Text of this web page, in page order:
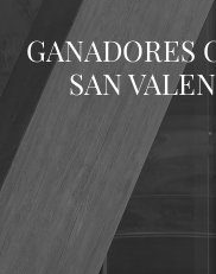
GANADORES
SAN